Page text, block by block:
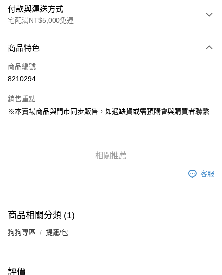
付款與運送方式
宅配滿NT$5,000免運
信用卡一次付款
LINE Pay
街口支付
每筆NT$160，滿NT$5,000(含以上)免運費
付款後門市自取
商品特色
商品編號
8210294
銷售重點
※本賣場商品與門市同步販售，如遇缺貨或需預購會與購買者聯繫
相關推薦
客服
商品相關分類 (1)
狗狗專區 提籠/包
評價